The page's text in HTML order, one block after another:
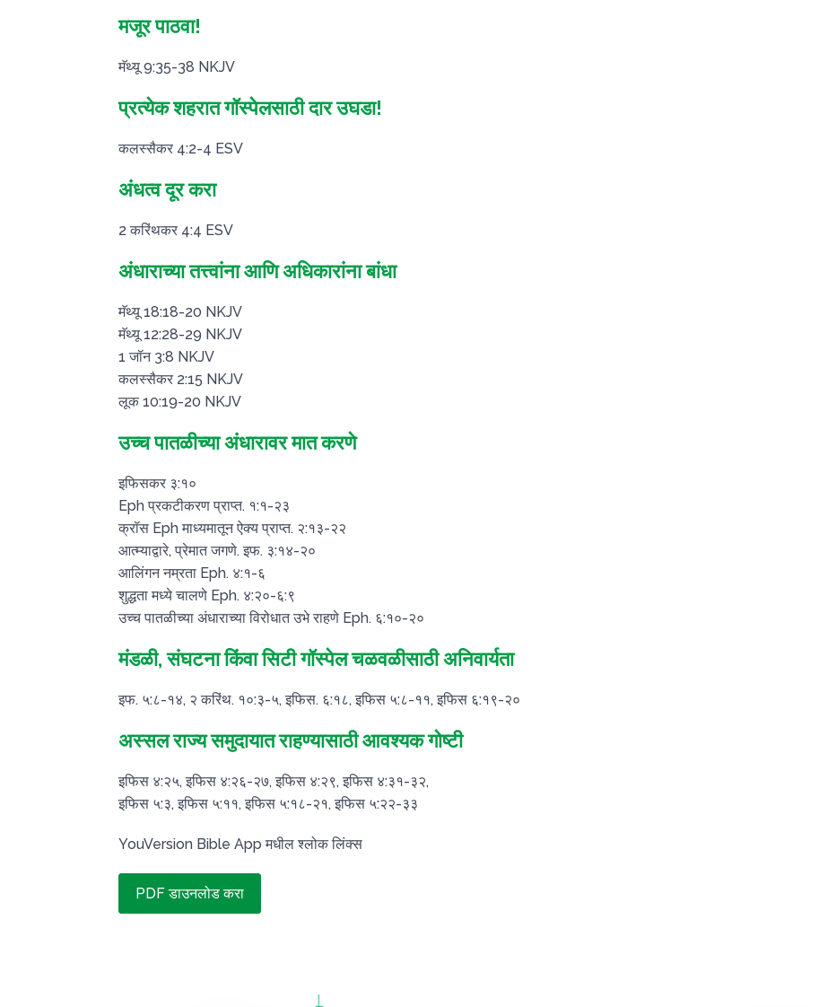
मजूर पाठवा!
मॅथ्यू 9:35-38 NKJV
प्रत्येक शहरात गॉस्पेलसाठी दार उघडा!
कलस्सैकर 4:2-4 ESV
अंधत्व दूर करा
2 करिंथकर 4:4 ESV
अंधाराच्या तत्त्वांना आणि अधिकारांना बांधा
मॅथ्यू 18:18-20 NKJV
मॅथ्यू 12:28-29 NKJV
1 जॉन 3:8 NKJV
कलस्सैकर 2:15 NKJV
लूक 10:19-20 NKJV
उच्च पातळीच्या अंधारावर मात करणे
इफिसकर ३:१०
Eph प्रकटीकरण प्राप्त. १:१-२३
क्रॉस Eph माध्यमातून ऐक्य प्राप्त. २:१३-२२
आत्म्याद्वारे, प्रेमात जगणे. इफ. ३:१४-२०
आलिंगन नम्रता Eph. ४:१-६
शुद्धता मध्ये चालणे Eph. ४:२०-६:९
उच्च पातळीच्या अंधाराच्या विरोधात उभे राहणे Eph. ६:१०-२०
मंडळी, संघटना किंवा सिटी गॉस्पेल चळवळीसाठी अनिवार्यता
इफ. ५:८-१४, २ करिंथ. १०:३-५, इफिस. ६:१८, इफिस ५:८-११, इफिस ६:१९-२०
अस्सल राज्य समुदायात राहण्यासाठी आवश्यक गोष्टी
इफिस ४:२५, इफिस ४:२६-२७, इफिस ४:२९, इफिस ४:३१-३२,
इफिस ५:३, इफिस ५:११, इफिस ५:१८-२१, इफिस ५:२२-३३
YouVersion Bible App मधील श्लोक लिंक्स
PDF डाउनलोड करा